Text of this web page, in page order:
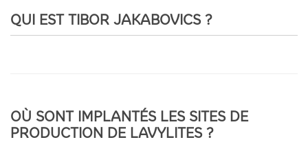
QUI EST TIBOR JAKABOVICS ?
OÙ SONT IMPLANTÉS LES SITES DE
PRODUCTION DE LAVYLITES ?